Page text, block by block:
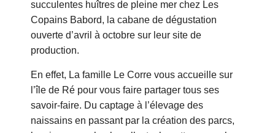
succulentes huîtres de pleine mer chez Les
Copains Babord, la cabane de dégustation
ouverte d’avril à octobre sur leur site de
production.
En effet, La famille Le Corre vous accueille sur
l’île de Ré pour vous faire partager tous ses
savoir-faire. Du captage à l’élevage des
naissains en passant par la création des parcs,